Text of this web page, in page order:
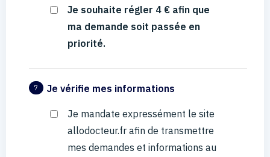
Je souhaite régler 4 € afin que
ma demande soit passée en
priorité.
7 Je vérifie mes informations
Je mandate expressément le site
allodocteur.fr afin de transmettre
mes demandes et informations au